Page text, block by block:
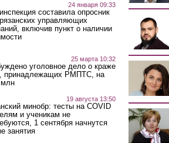
24 января 09:33
составила опросник
управляющих
включив пункт о наличии
25 марта 10:32
уголовное дело о краже
принадлежащих РМПТС, на
19 августа 13:50
минобр: тесты на COVID
и ученикам не
1 сентября начнутся
занятия